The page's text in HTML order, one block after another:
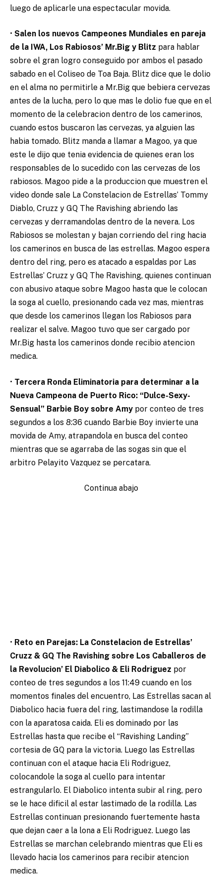
luego de aplicarle una espectacular movida.
• Salen los nuevos Campeones Mundiales en pareja
de la IWA, Los Rabiosos’ Mr.Big y Blitz para hablar
sobre el gran logro conseguido por ambos el pasado
sabado en el Coliseo de Toa Baja. Blitz dice que le dolio
en el alma no permitirle a Mr.Big que bebiera cervezas
antes de la lucha, pero lo que mas le dolio fue que en el
momento de la celebracion dentro de los camerinos,
cuando estos buscaron las cervezas, ya alguien las
habia tomado. Blitz manda a llamar a Magoo, ya que
este le dijo que tenia evidencia de quienes eran los
responsables de lo sucedido con las cervezas de los
rabiosos. Magoo pide a la produccion que muestren el
video donde sale La Constelacion de Estrellas’ Tommy
Diablo, Cruzz y GQ The Ravishing abriendo las
cervezas y derramandolas dentro de la nevera. Los
Rabiosos se molestan y bajan corriendo del ring hacia
los camerinos en busca de las estrellas. Magoo espera
dentro del ring, pero es atacado a espaldas por Las
Estrellas’ Cruzz y GQ The Ravishing, quienes continuan
con abusivo ataque sobre Magoo hasta que le colocan
la soga al cuello, presionando cada vez mas, mientras
que desde los camerinos llegan los Rabiosos para
realizar el salve. Magoo tuvo que ser cargado por
Mr.Big hasta los camerinos donde recibio atencion
medica.
• Tercera Ronda Eliminatoria para determinar a la
Nueva Campeona de Puerto Rico: “Dulce-Sexy-
Sensual” Barbie Boy sobre Amy por conteo de tres
segundos a los 8:36 cuando Barbie Boy invierte una
movida de Amy, atrapandola en busca del conteo
mientras que se agarraba de las sogas sin que el
arbitro Pelayito Vazquez se percatara.
Continua abajo
• Reto en Parejas: La Constelacion de Estrellas’
Cruzz & GQ The Ravishing sobre Los Caballeros de
la Revolucion’ El Diabolico & Eli Rodriguez por
conteo de tres segundos a los 11:49 cuando en los
momentos finales del encuentro, Las Estrellas sacan al
Diabolico hacia fuera del ring, lastimandose la rodilla
con la aparatosa caida. Eli es dominado por las
Estrellas hasta que recibe el “Ravishing Landing”
cortesia de GQ para la victoria. Luego las Estrellas
continuan con el ataque hacia Eli Rodriguez,
colocandole la soga al cuello para intentar
estrangularlo. El Diabolico intenta subir al ring, pero
se le hace dificil al estar lastimado de la rodilla. Las
Estrellas continuan presionando fuertemente hasta
que dejan caer a la lona a Eli Rodriguez. Luego las
Estrellas se marchan celebrando mientras que Eli es
llevado hacia los camerinos para recibir atencion
medica.